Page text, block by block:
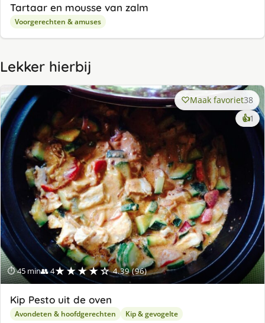
Tartaar en mousse van zalm
Voorgerechten & amuses
Lekker hierbij
⏱ 45 min👥 4★★★★☆ 4.39 (96)
Maak favoriet38
👍1
Kip Pesto uit de oven
Avondeten & hoofdgerechten Kip & gevogelte